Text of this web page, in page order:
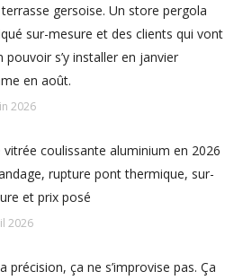
gersoise. Un store pergola
sur-mesure et des clients qui vont
pouvoir s’y installer en janvier
en août.
2026
vitrée coulissante aluminium en 2026
rupture pont thermique, sur-
et prix posé
2026
précision, ça ne s’improvise pas. Ça